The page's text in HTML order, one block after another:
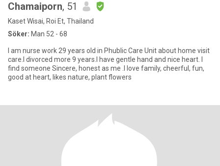
Chamaiporn, 51
Kaset Wisai, Roi Et, Thailand
Söker: Man 52 - 68
I am nurse work 29 years old in Phublic Care Unit about home visit
care.I divorced more 9 years.I have gentle hand and nice heart. I
find someone Sincere, honest as me .I love family, cheerful, fun,
good at heart, likes nature, plant flowers